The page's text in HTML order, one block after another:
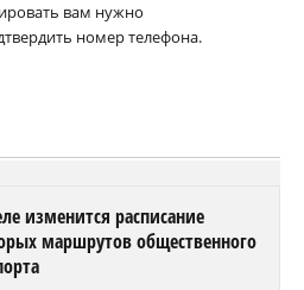
вам нужно
номер телефона.
изменится расписание
маршрутов общественного